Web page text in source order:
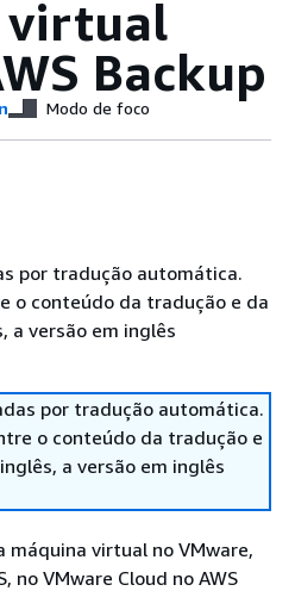
virtual
Backup
Modo de foco
por tradução automática.
o conteúdo da tradução e da
a versão em inglês
por tradução automática.
o conteúdo da tradução e
a versão em inglês
máquina virtual no VMware,
no VMware Cloud no AWS